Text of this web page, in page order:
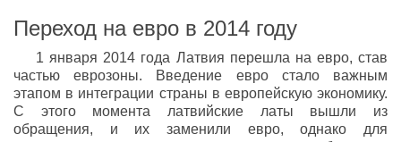
Переход на евро в 2014 году
1 января 2014 года Латвия перешла на евро, став
частью еврозоны. Введение евро стало важным
этапом в интеграции страны в европейскую экономику.
С этого момента латвийские латы вышли из
обращения, и их заменили евро, однако для